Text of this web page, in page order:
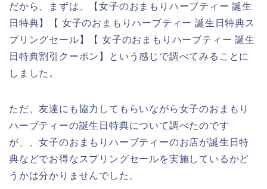
だから、まずは、【女子のおまもりハーブティー 誕生
日特典】【 女子のおまもりハーブティー 誕生日特典ス
プリングセール】【 女子のおまもりハーブティー 誕生
日特典割引クーポン】という感じで調べてみることに
しました。
ただ、友達にも協力してもらいながら女子のおまもり
ハーブティーの誕生日特典について調べたのです
が、、女子のおまもりハーブティーのお店が誕生日特
典などでお得なスプリングセールを実施しているかど
うかは分かりませんでした。